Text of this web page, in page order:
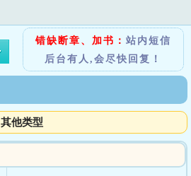
错缺断章、加书： 站内短信
后台有人,会尽快回复！
其他类型